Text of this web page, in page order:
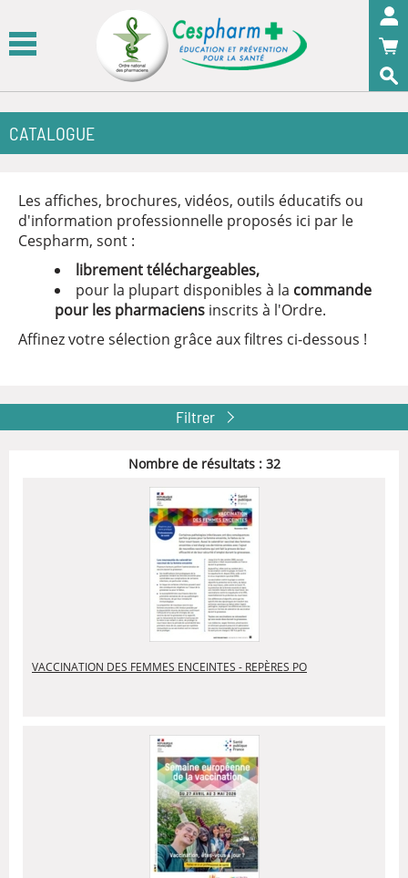
CATALOGUE
Les affiches, brochures, vidéos, outils éducatifs ou
d'information professionnelle proposés ici par le
Cespharm, sont :
librement téléchargeables,
pour la plupart disponibles à la commande
pour les pharmaciens inscrits à l'Ordre.
Affinez votre sélection grâce aux filtres ci-dessous !
Filtrer
Nombre de résultats : 32
VACCINATION DES FEMMES ENCEINTES - REPÈRES PO